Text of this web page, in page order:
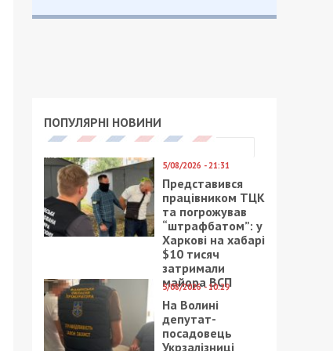
ПОПУЛЯРНІ НОВИНИ
5/08/2026 - 21:31
Представився
працівником ТЦК
та погрожував
“штрафбатом”: у
Харкові на хабарі
$10 тисяч
затримали
майора ВСП
5/08/2026 - 10:29
На Волині
депутат-
посадовець
Укрзалізниці